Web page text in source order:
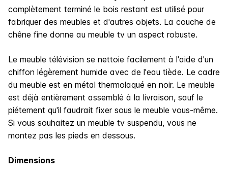
complètement terminé le bois restant est utilisé pour
fabriquer des meubles et d'autres objets. La couche de
chêne fine donne au meuble tv un aspect robuste.
Le meuble télévision se nettoie facilement à l'aide d'un
chiffon légèrement humide avec de l'eau tiède. Le cadre
du meuble est en métal thermolaqué en noir. Le meuble
est déjà entièrement assemblé à la livraison, sauf le
piétement qu'il faudrait fixer sous le meuble vous-même.
Si vous souhaitez un meuble tv suspendu, vous ne
montez pas les pieds en dessous.
Dimensions